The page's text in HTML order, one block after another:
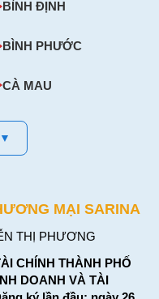
BÌNH ĐỊNH
BÌNH PHƯỚC
CÀ MAU
MẠI SARINA
THỊ PHƯƠNG
CHÍNH THÀNH PHỐ
DOANH VÀ TÀI